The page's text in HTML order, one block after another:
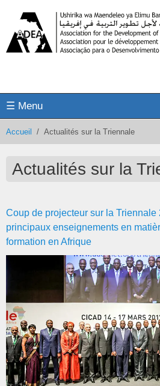
☰ Menu
Accueil / Actualités sur la Triennale
Actualités sur la
Coup de projecteur sur la Triennale
principaux enseignements en
formation en Afrique